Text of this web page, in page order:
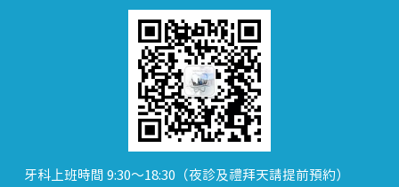
牙科上班時間 9:30～18:30（夜診及禮拜天請提前預約）